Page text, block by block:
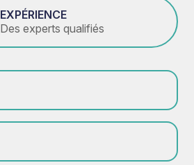
EXPÉRIENCE
Des experts qualifiés